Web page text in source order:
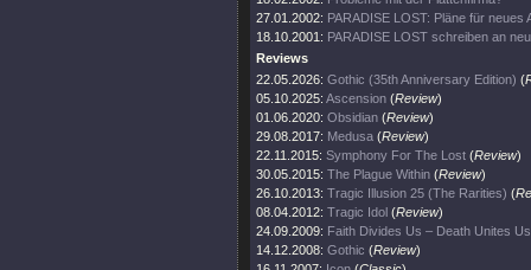
27.01.2002: PARADISE LOST: Pläne für neues
18.10.2001: PARADISE LOST schreiben an
Reviews
22.05.2026: Gothic (35th Anniversary Edition) (
05.10.2025: Ascension (Review)
01.06.2020: Obsidian (Review)
29.08.2017: Medusa (Review)
22.11.2015: Symphony For The Lost (Review)
30.05.2015: The Plague Within (Review)
26.10.2013: Tragic Illusion 25 (The Rarities) (
08.04.2012: Tragic Idol (Review)
24.09.2009: Faith Divides Us – Death Unites Us
14.12.2008: Gothic (Review)